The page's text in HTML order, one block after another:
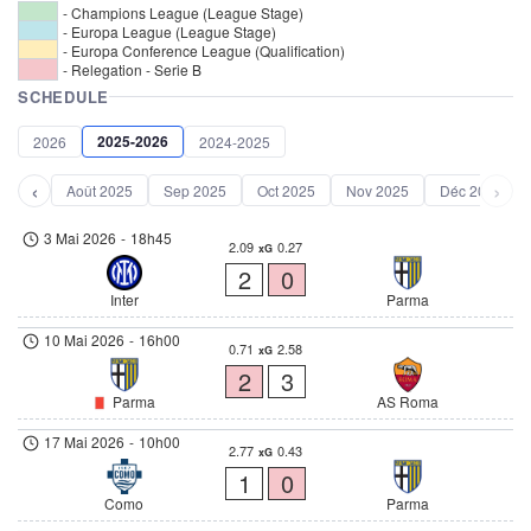
- Champions League (League Stage)
- Europa League (League Stage)
- Europa Conference League (Qualification)
- Relegation - Serie B
SCHEDULE
2026 2025-2026 2024-2025
‹ Août 2025 Sep 2025 Oct 2025 Nov 2025 Déc 2025›
3 Mai 2026 - 18h45
Inter
2.09 xG 0.27
2 0
Parma
10 Mai 2026 - 16h00
Parma
0.71 xG 2.58
2 3
AS Roma
17 Mai 2026 - 10h00
Como
2.77 xG 0.43
1 0
Parma